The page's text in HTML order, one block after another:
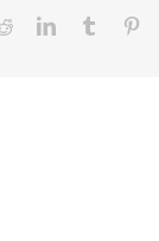
RedditLinkedInTumblr